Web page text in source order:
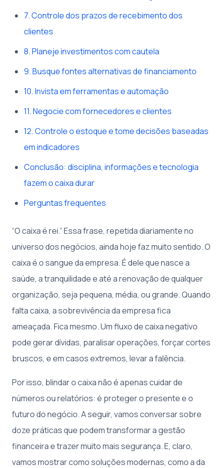
7. Controle dos prazos de recebimento dos
clientes
8. Planeje investimentos com cautela
9. Busque fontes alternativas de financiamento
10. Invista em ferramentas e automação
11. Negocie com fornecedores e clientes
12. Controle o estoque e tome decisões baseadas
em indicadores
Conclusão: disciplina, informações e tecnologia
fazem o caixa durar
Perguntas frequentes
“O caixa é rei.” Essa frase, repetida diariamente no
universo dos negócios, ainda hoje faz muito sentido. O
caixa é o sangue da empresa. É dele que nasce a
saúde, a tranquilidade e até a renovação de qualquer
organização, seja pequena, média, ou grande. Quando
falta caixa, a sobrevivência da empresa fica
ameaçada. Fica mesmo. Um fluxo de caixa negativo
pode gerar dívidas, paralisar operações, forçar cortes
bruscos, e em casos extremos, levar a falência.
Por isso, blindar o caixa não é apenas cuidar de
números ou relatórios: é proteger o presente e o
futuro do negócio. A seguir, vamos conversar sobre
doze práticas que podem transformar a gestão
financeira e trazer muito mais segurança. E, claro,
vamos mostrar como soluções modernas, como a da